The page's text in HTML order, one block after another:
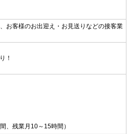
お客様のお出迎え・お見送りなどの接客業
！
、残業月10～15時間）